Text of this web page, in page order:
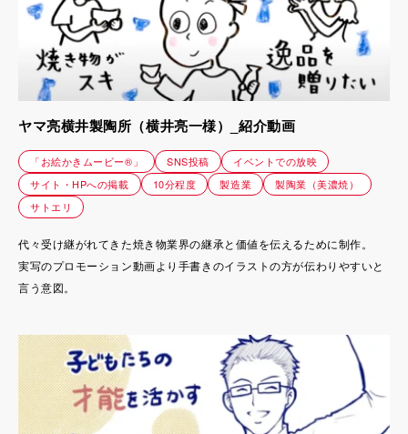
ヤマ亮横井製陶所（横井亮一様）_紹介動画
「お絵かきムービー®」 SNS投稿
イベントでの放映
サイト・HPへの掲載
10分程度 製造業
製陶業（美濃焼）
サトエリ
代々受け継がれてきた焼き物業界の継承と価値を伝えるために制作。
実写のプロモーション動画より手書きのイラストの方が伝わりやすいと
言う意図。